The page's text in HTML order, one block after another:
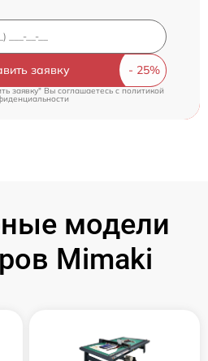
заявку
заявку" Вы соглашаетесь cполитикой
модели
Mimaki